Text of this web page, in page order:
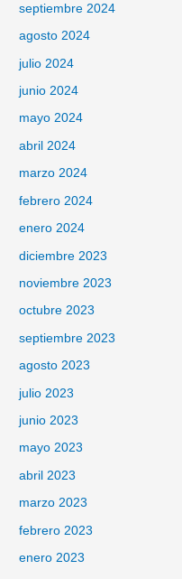
septiembre 2024
agosto 2024
julio 2024
junio 2024
mayo 2024
abril 2024
marzo 2024
febrero 2024
enero 2024
diciembre 2023
noviembre 2023
octubre 2023
septiembre 2023
agosto 2023
julio 2023
junio 2023
mayo 2023
abril 2023
marzo 2023
febrero 2023
enero 2023